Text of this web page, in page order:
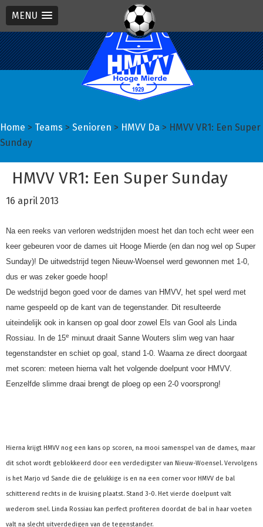
MENU
Spring
naar
de
Door
naar
de
Spring
naar
de
Home > Teams > Senioren > HMVV Da > HMVV VR1: Een Super
Sunday
HMVV VR1: Een Super Sunday
16 april 2013
Na een reeks van verloren wedstrijden moest het dan toch echt weer een
keer gebeuren voor de dames uit Hooge Mierde (en dan nog wel op Super
Sunday)! De uitwedstrijd tegen Nieuw-Woensel werd gewonnen met 1-0,
dus er was zeker goede hoop!
De wedstrijd begon goed voor de dames van HMVV, het spel werd met
name gespeeld op de kant van de tegenstander. Dit resulteerde
uiteindelijk ook in kansen op goal door zowel Els van Gool als Linda
Rossiau. In de 15e minuut draait Sanne Wouters slim weg van haar
tegenstandster en schiet op goal, stand 1-0. Waarna ze direct doorgaat
met scoren: meteen hierna valt het volgende doelpunt voor HMVV.
Eenzelfde slimme draai brengt de ploeg op een 2-0 voorsprong!
Hierna krijgt HMVV nog een kans op scoren, na mooi samenspel van de dames, maar
dit schot wordt geblokkeerd door een verdedigster van Nieuw-Woensel. Vervolgens
is het Marjo vd Sande die de gelukkige is en na een corner voor HMVV de bal
schitterend rechts in de kruising plaatst. Stand 3-0. Het vierde doelpunt valt
wederom snel. Linda Rossiau kan perfect profiteren doordat de bal in haar voeten
valt na slecht uitverdedigen van de tegenstander.